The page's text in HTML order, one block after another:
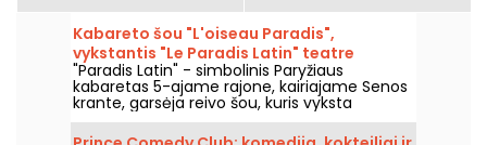
Kabareto šou "L'oiseau Paradis",
vykstantis "Le Paradis Latin" teatre
Paryžiuje
"Paradis Latin" - simbolinis Paryžiaus
kabaretas 5-ajame rajone, kairiajame Senos
krante, garsėja reivo šou, kuris vyksta
kiekvieną vakarą prabangioje aplinkoje ir
šventiškoje atmosferoje. Čia visada rodomas